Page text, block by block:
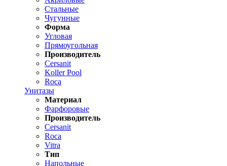
Стальные
Чугунные
Форма
Угловая
Прямоугольная
Производитель
Cersanit
Koller Pool
Roca
Унитазы
Материал
Фарфоровые
Производитель
Cersanit
Roca
Vitra
Тип
Напольные